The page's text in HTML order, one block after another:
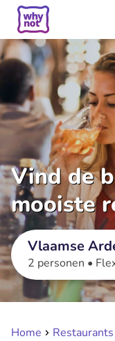
Vind de
mooiste
Vlaamse
2 personen •
Home Restaurants